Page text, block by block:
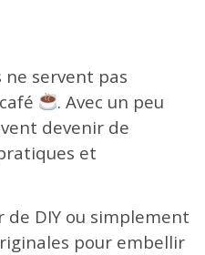
ne servent pas
. Avec un peu
devenir de
et
de DIY ou simplement
pour embellir